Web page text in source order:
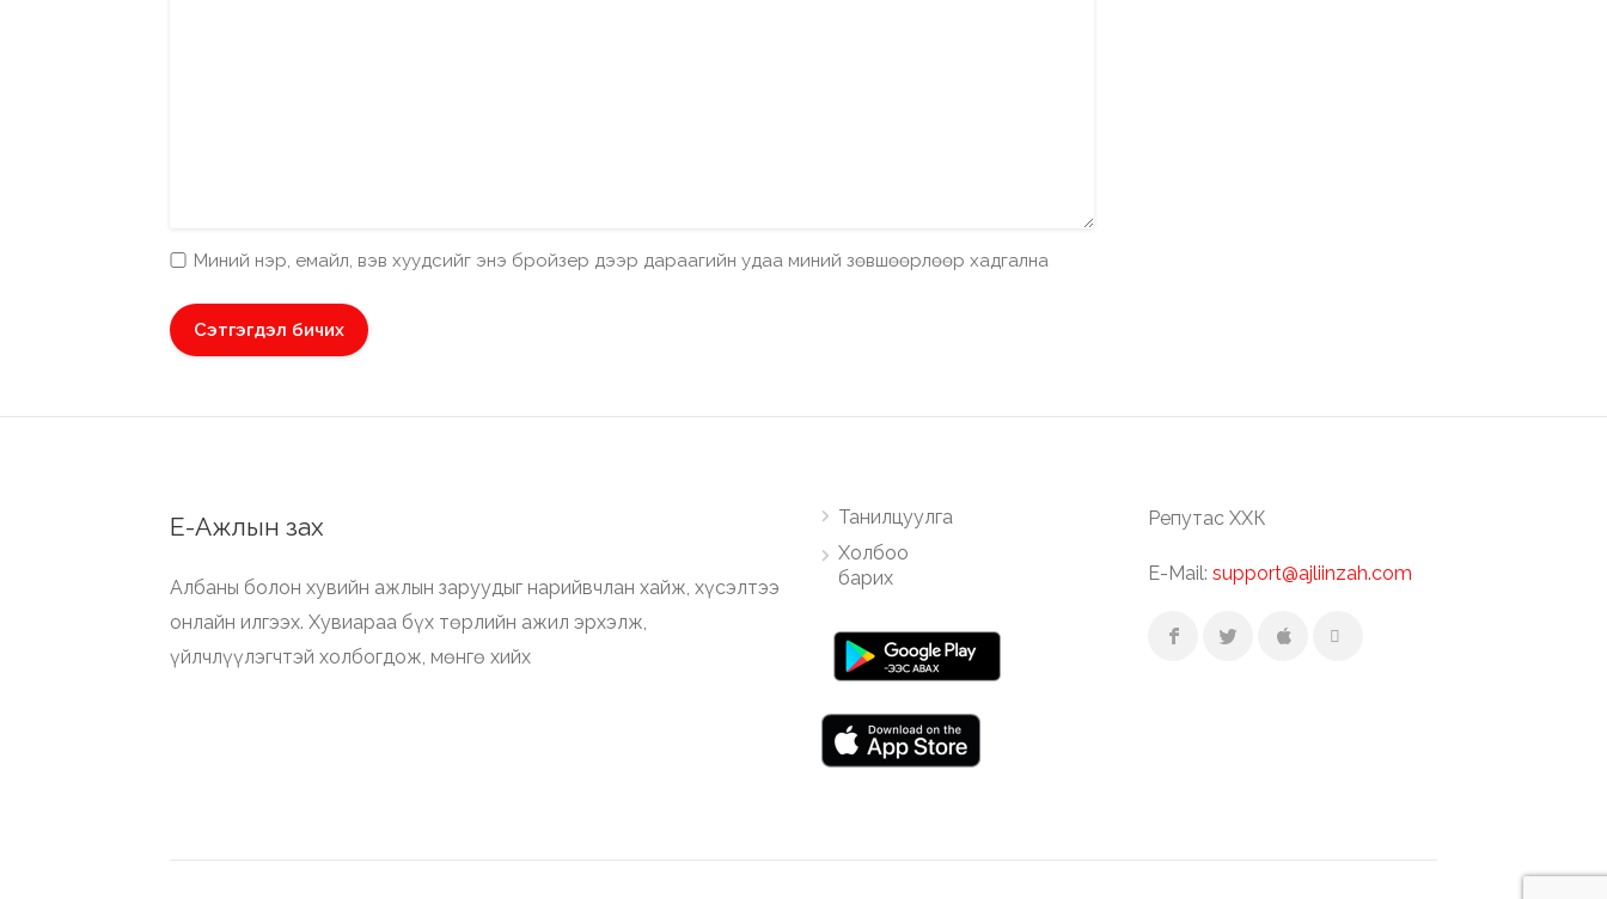
Миний нэр, емайл, вэв хуудсийг энэ бройзер дээр дараагийн удаа миний зөвшөөрлөөр хадгална
Е-Ажлын зах
Албаны болон хувийн ажлын заруудыг нарийвчлан хайж, хүсэлтээ
онлайн илгээх. Хувиараа бүх төрлийн ажил эрхэлж,
үйлчлүүлэгчтэй холбогдож, мөнгө хийх
Танилцуулга
Холбоо
барих
Репутас ХХК
E-Mail: support@ajliinzah.com